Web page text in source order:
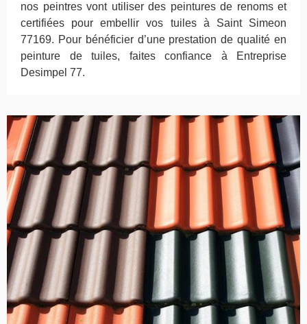
nos peintres vont utiliser des peintures de renoms et
certifiées pour embellir vos tuiles à Saint Simeon
77169. Pour bénéficier d’une prestation de qualité en
peinture de tuiles, faites confiance à Entreprise
Desimpel 77.